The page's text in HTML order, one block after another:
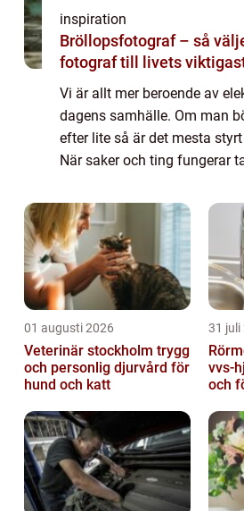
inspiration
Bröllopsfotograf – så
fotograf till livets
Vi är allt mer beroende av
dagens samhälle. Om man
efter lite så är det mesta
När saker och ting fungerar
det ska som vi blir
01 augusti 2026
Veterinär stockholm trygg
och personlig djurvård för
hund och katt
31 juli
vvs-
och